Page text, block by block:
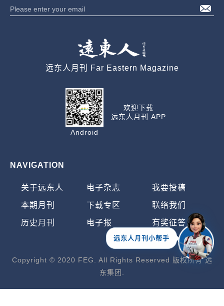
远东人月刊 Far Eastern Magazine
Android
欢迎下载
远东人月刊 APP
NAVIGATION
关于远东人 电子杂志 我要投稿
本期月刊 下载专区 联络我们
历史月刊 电子报 有奖征答
Copyright © 2020 FEG. All Rights Reserved 版权所有 远
东集团.
远东人月刊小帮手